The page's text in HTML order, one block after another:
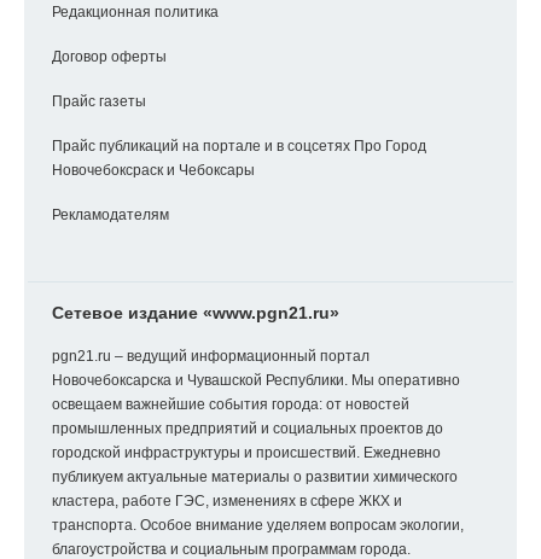
Редакционная политика
Договор оферты
Прайс газеты
Прайс публикаций на портале и в соцсетях Про Город
Новочебоксраск и Чебоксары
Рекламодателям
Сетевое издание «www.pgn21.ru»
pgn21.ru – ведущий информационный портал
Новочебоксарска и Чувашской Республики. Мы оперативно
освещаем важнейшие события города: от новостей
промышленных предприятий и социальных проектов до
городской инфраструктуры и происшествий. Ежедневно
публикуем актуальные материалы о развитии химического
кластера, работе ГЭС, изменениях в сфере ЖКХ и
транспорта. Особое внимание уделяем вопросам экологии,
благоустройства и социальным программам города.